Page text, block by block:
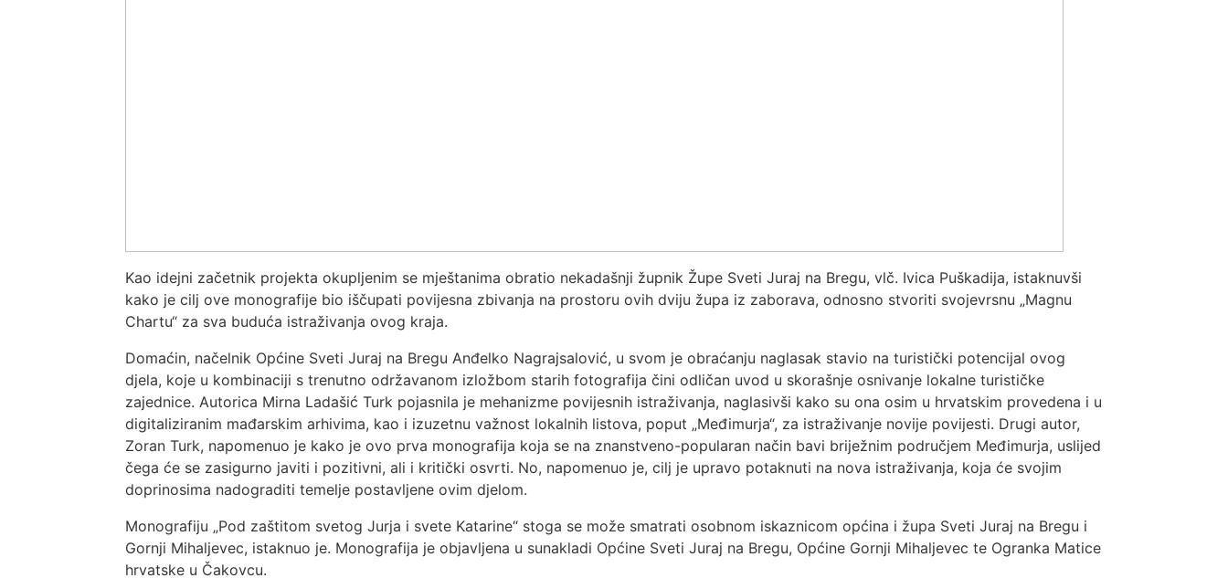
Kao idejni začetnik projekta okupljenim se mještanima obratio nekadašnji župnik Župe Sveti Juraj na Bregu, vlč. Ivica Puškadija, istaknuvši
kako je cilj ove monografije bio iščupati povijesna zbivanja na prostoru ovih dviju župa iz zaborava, odnosno stvoriti svojevrsnu „Magnu
Chartu“ za sva buduća istraživanja ovog kraja.
Domaćin, načelnik Općine Sveti Juraj na Bregu Anđelko Nagrajsalović, u svom je obraćanju naglasak stavio na turistički potencijal ovog
djela, koje u kombinaciji s trenutno održavanom izložbom starih fotografija čini odličan uvod u skorašnje osnivanje lokalne turističke
zajednice. Autorica Mirna Ladašić Turk pojasnila je mehanizme povijesnih istraživanja, naglasivši kako su ona osim u hrvatskim provedena i u
digitaliziranim mađarskim arhivima, kao i izuzetnu važnost lokalnih listova, poput „Međimurja“, za istraživanje novije povijesti. Drugi autor,
Zoran Turk, napomenuo je kako je ovo prva monografija koja se na znanstveno-popularan način bavi briježnim područjem Međimurja, uslijed
čega će se zasigurno javiti i pozitivni, ali i kritički osvrti. No, napomenuo je, cilj je upravo potaknuti na nova istraživanja, koja će svojim
doprinosima nadograditi temelje postavljene ovim djelom.
Monografiju „Pod zaštitom svetog Jurja i svete Katarine“ stoga se može smatrati osobnom iskaznicom općina i župa Sveti Juraj na Bregu i
Gornji Mihaljevec, istaknuo je. Monografija je objavljena u sunakladi Općine Sveti Juraj na Bregu, Općine Gornji Mihaljevec te Ogranka Matice
hrvatske u Čakovcu.